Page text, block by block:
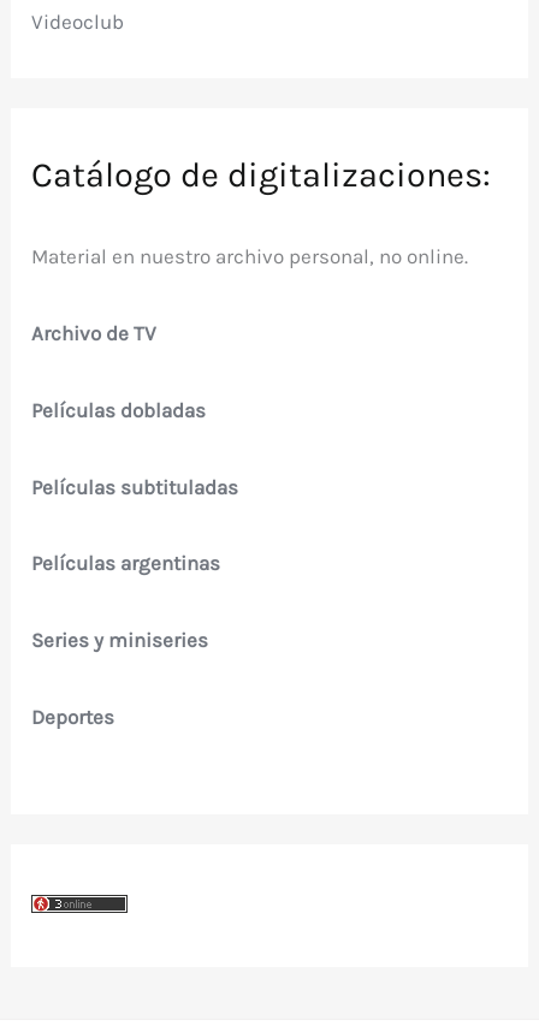
Videoclub
Catálogo de digitalizaciones:
Material en nuestro archivo personal, no online.
Archivo de TV
Películas dobladas
Películas subtituladas
Películas argentinas
Series y miniseries
Deportes